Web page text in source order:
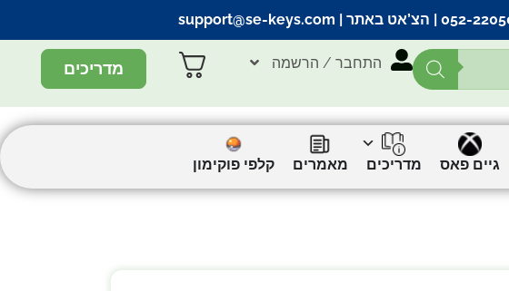
| הצ’אט באתר | support@se-keys.com
התחבר / הרשמה מדריכים
גיים פאס מדריכים מאמרים קלפי פוקימון